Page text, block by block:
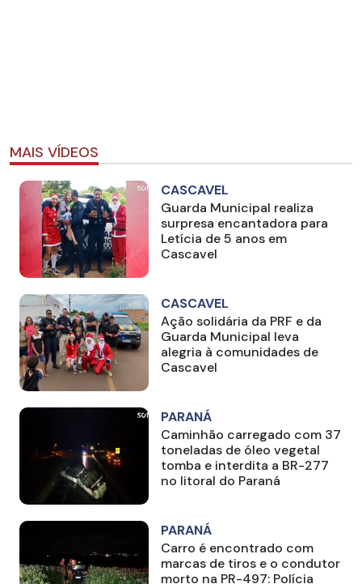
MAIS VÍDEOS
CASCAVEL
Guarda Municipal realiza
surpresa encantadora para
Letícia de 5 anos em
Cascavel
CASCAVEL
Ação solidária da PRF e da
Guarda Municipal leva
alegria à comunidades de
Cascavel
PARANÁ
Caminhão carregado com 37
toneladas de óleo vegetal
tomba e interdita a BR-277
no litoral do Paraná
PARANÁ
Carro é encontrado com
marcas de tiros e o condutor
morto na PR-497: Polícia